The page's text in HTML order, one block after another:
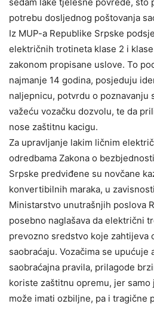
potrebu dosljednog poštovanja
Iz MUP-a Republike Srpske
električnih trotineta klase 2 i
zakonom propisane uslove. To
najmanje 14 godina, posjeduju
naljepnicu, potvrdu o poznavanju
važeću vozačku dozvolu, te da
nose zaštitnu kacigu.
Za upravljanje lakim ličnim
odredbama Zakona o
Srpske predviđene su novčane
konvertibilnih maraka, u
Ministarstvo unutrašnjih poslova
posebno naglašava da električni
prevozno sredstvo koje zahtijeva
saobraćaju. Vozačima se upućuje
saobraćajna pravila, prilagode
koriste zaštitnu opremu, jer
može imati ozbiljne, pa i tragične